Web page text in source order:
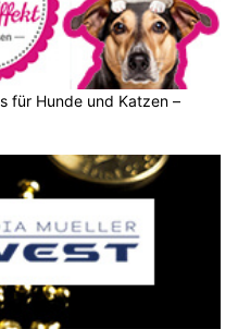
für Hunde und Katzen –